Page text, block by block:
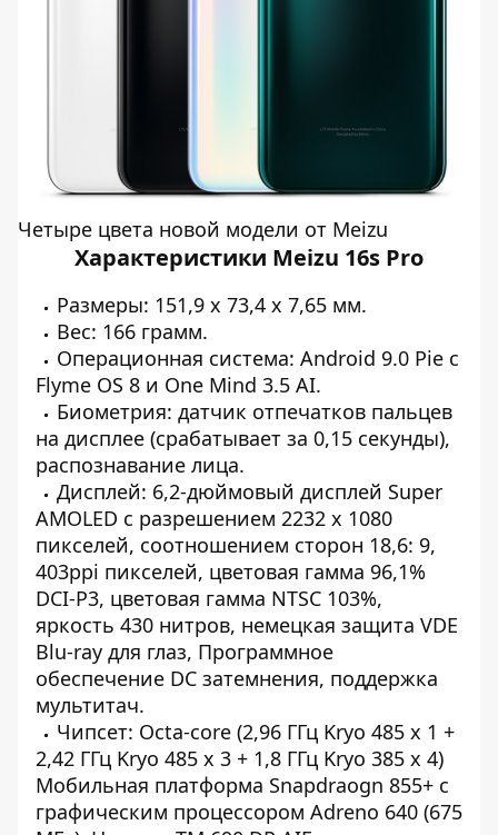
Четыре цвета новой модели от Meizu
Характеристики Meizu 16s Pro
Размеры: 151,9 х 73,4 х 7,65 мм.
Вес: 166 грамм.
Операционная система: Android 9.0 Pie с
Flyme OS 8 и One Mind 3.5 AI.
Биометрия: датчик отпечатков пальцев
на дисплее (срабатывает за 0,15 секунды),
распознавание лица.
Дисплей: 6,2-дюймовый дисплей Super
AMOLED с разрешением 2232 x 1080
пикселей, соотношением сторон 18,6: 9,
403ppi пикселей, цветовая гамма 96,1%
DCI-P3, цветовая гамма NTSC 103%,
яркость 430 нитров, немецкая защита VDE
Blu-ray для глаз, Программное
обеспечение DC затемнения, поддержка
мультитач.
Чипсет: Octa-core (2,96 ГГц Kryo 485 x 1 +
2,42 ГГц Kryo 485 x 3 + 1,8 ГГц Kryo 385 x 4)
Мобильная платформа Snapdraogn 855+ с
графическим процессором Adreno 640 (675